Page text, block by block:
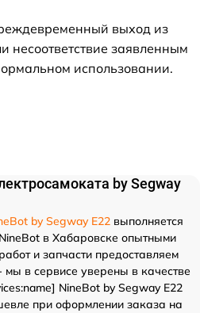
выход из
несоответствие заявленным
использовании.
by Segway
by Segway E22 выполняется
в Хабаровске опытными
и запчасти предоставляем
в сервисе уверены в качестве
NineBot by Segway E22
при оформлении заказа на